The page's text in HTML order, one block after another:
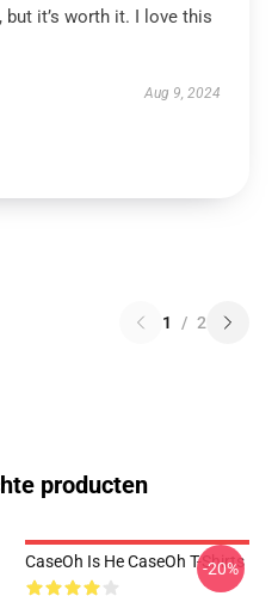
it’s worth it. I love this
Aug 9, 2024
1 / 2
producten
CaseOh Is He CaseOh T-Shirts
-20%